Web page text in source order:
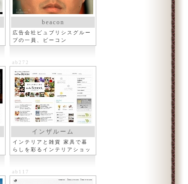
beacon
広告会社ピュブリシスグルー
プの一員、ビーコン
ab272
インザルーム
インテリアと雑貨 家具で暮
らしを彩るインテリアショッ
プ
ab117